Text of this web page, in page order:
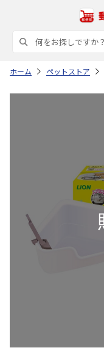
ホーム ペットストア